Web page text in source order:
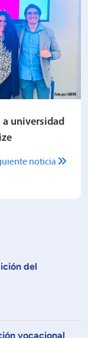
a universidad
noticia
del
vocacional